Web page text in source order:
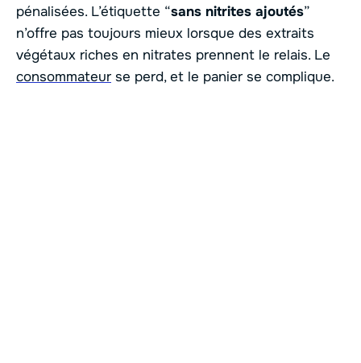
pénalisées. L’étiquette “sans nitrites ajoutés”
n’offre pas toujours mieux lorsque des extraits
végétaux riches en nitrates prennent le relais. Le
consommateur se perd, et le panier se complique.